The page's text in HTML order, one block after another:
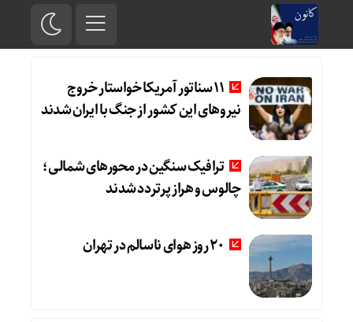
11 سناتور آمریکا خواستار خروج
نیروهای این کشور از جنگ با ایران شدند
ترافیک سنگین در محورهای شمالی؛
چالوس و هراز پرتردد شدند
20 روز هوای ناسالم در تهران